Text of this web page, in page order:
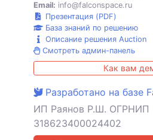
Email: info@falconspace.ru
Презентация (PDF)
База знаний по решению
Описание решения Auction
Смотреть админ-панель
Как вам
Разработано на базе
ИП Раянов Р.Ш. ОГРНИП
318623400024402